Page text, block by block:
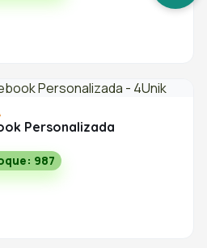
Personalizada
987